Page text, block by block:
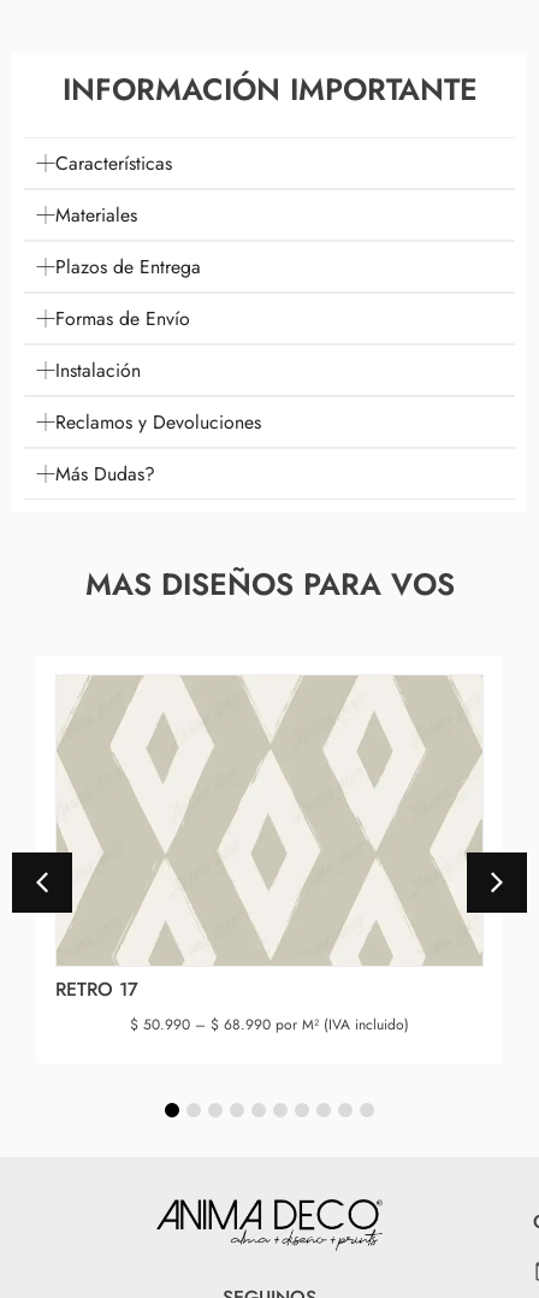
INFORMACIÓN IMPORTANTE
Características
Materiales
Plazos de Entrega
Formas de Envío
Instalación
Reclamos y Devoluciones
Más Dudas?
MAS DISEÑOS PARA VOS
RETRO 17
$ 50.990 – $ 68.990 por M² (IVA incluido)